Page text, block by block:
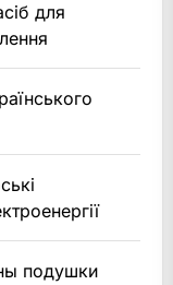
для
подушки